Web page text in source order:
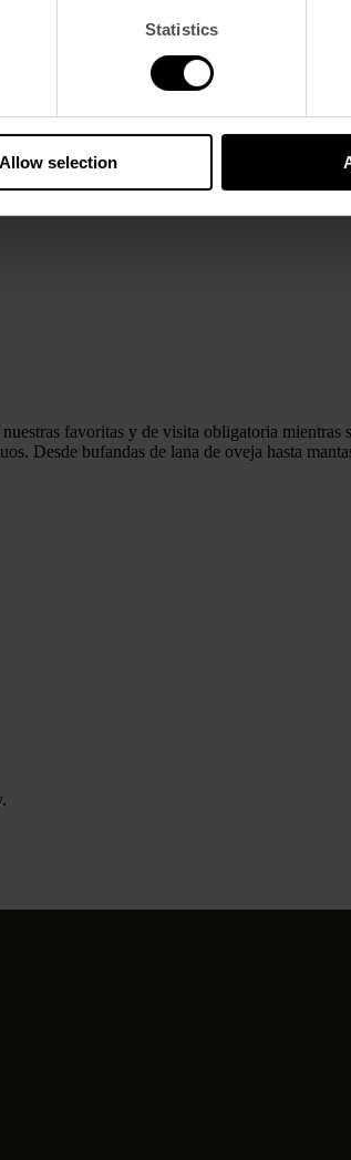
Statistics
Allow selection
favoritas y de visita obligatoria
Desde bufandas de lana de oveja hasta